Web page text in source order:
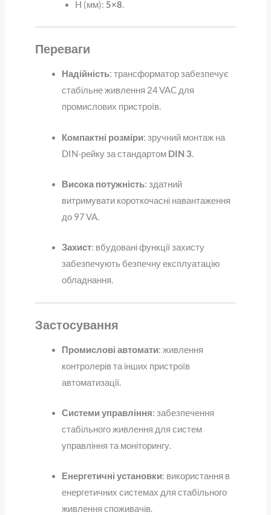
H (мм): 5×8.
Переваги
Надійність: трансформатор забезпечує
стабільне живлення 24 VAC для
промислових пристроїв.
Компактні розміри: зручний монтаж на
DIN-рейку за стандартом DIN 3.
Висока потужність: здатний
витримувати короткочасні навантаження
до 97 VA.
Захист: вбудовані функції захисту
забезпечують безпечну експлуатацію
обладнання.
Застосування
Промислові автомати: живлення
контролерів та інших пристроїв
автоматизації.
Системи управління: забезпечення
стабільного живлення для систем
управління та моніторингу.
Енергетичні установки: використання в
енергетичних системах для стабільного
живлення споживачів.